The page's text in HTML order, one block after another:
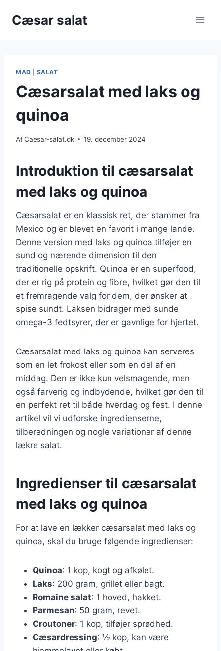
Cæsar salat
MAD SALAT
Cæsarsalat med laks og
quinoa
AfCaesar-salat.dk 19. december 2024
Introduktion til cæsarsalat
med laks og quinoa
Cæsarsalat er en klassisk ret, der stammer fra
Mexico og er blevet en favorit i mange lande.
Denne version med laks og quinoa tilføjer en
sund og nærende dimension til den
traditionelle opskrift. Quinoa er en superfood,
der er rig på protein og fibre, hvilket gør den til
et fremragende valg for dem, der ønsker at
spise sundt. Laksen bidrager med sunde
omega-3 fedtsyrer, der er gavnlige for hjertet.
Cæsarsalat med laks og quinoa kan serveres
som en let frokost eller som en del af en
middag. Den er ikke kun velsmagende, men
også farverig og indbydende, hvilket gør den til
en perfekt ret til både hverdag og fest. I denne
artikel vil vi udforske ingredienserne,
tilberedningen og nogle variationer af denne
lækre salat.
Ingredienser til cæsarsalat
med laks og quinoa
For at lave en lækker cæsarsalat med laks og
quinoa, skal du bruge følgende ingredienser:
Quinoa: 1 kop, kogt og afkølet.
Laks: 200 gram, grillet eller bagt.
Romaine salat: 1 hoved, hakket.
Parmesan: 50 gram, revet.
Croutoner: 1 kop, tilføjer sprødhed.
Cæsardressing: ½ kop, kan være